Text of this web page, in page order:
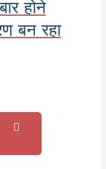
होने
बन रहा